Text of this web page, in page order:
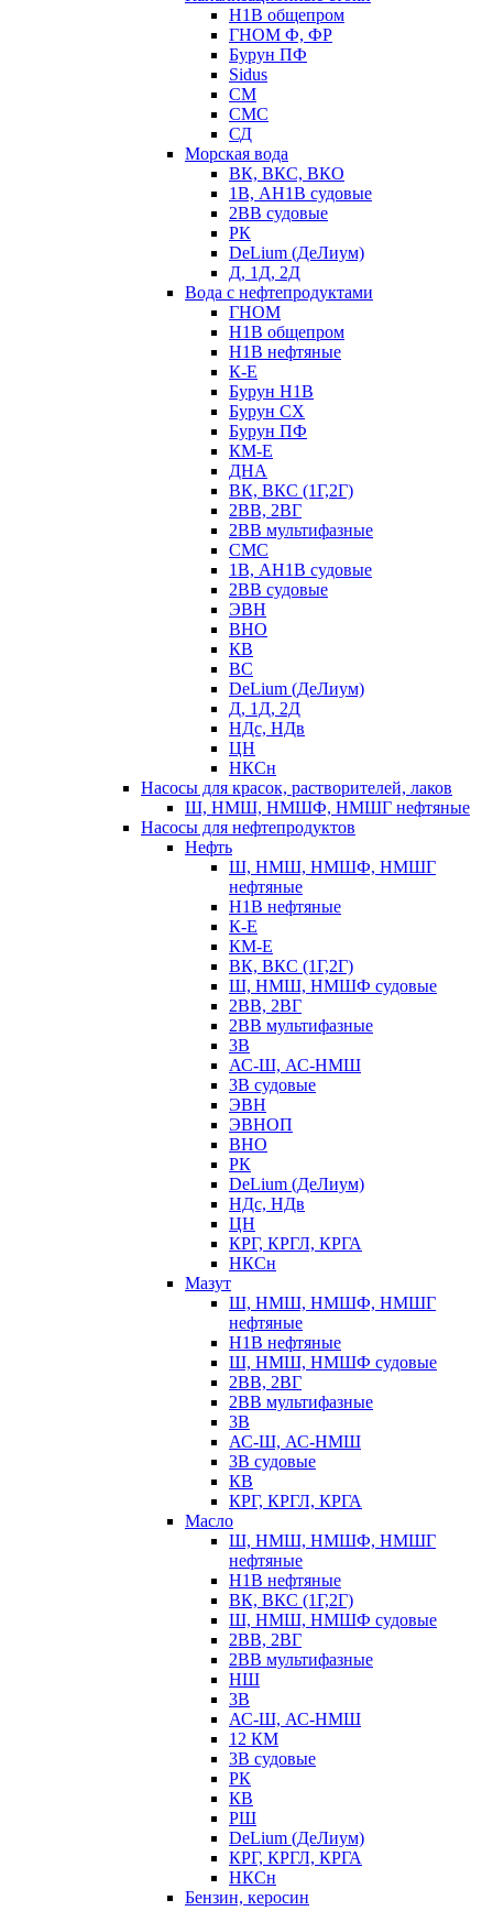
Н1В общепром
ГНОМ Ф, ФР
Бурун ПФ
Sidus
СМ
СМС
СД
Морская вода
ВК, ВКС, ВКО
1В, АН1В судовые
2ВВ судовые
РК
DeLium (ДеЛиум)
Д, 1Д, 2Д
Вода с нефтепродуктами
ГНОМ
Н1В общепром
Н1В нефтяные
К-Е
Бурун Н1В
Бурун СХ
Бурун ПФ
КМ-Е
ДНА
ВК, ВКС (1Г,2Г)
2ВВ, 2ВГ
2ВВ мультифазные
СМС
1В, АН1В судовые
2ВВ судовые
ЭВН
ВНО
КВ
ВС
DeLium (ДеЛиум)
Д, 1Д, 2Д
НДс, НДв
ЦН
НКСн
Насосы для красок, растворителей, лаков
Ш, НМШ, НМШФ, НМШГ нефтяные
Насосы для нефтепродуктов
Нефть
Ш, НМШ, НМШФ, НМШГ
нефтяные
Н1В нефтяные
К-Е
КМ-Е
ВК, ВКС (1Г,2Г)
Ш, НМШ, НМШФ судовые
2ВВ, 2ВГ
2ВВ мультифазные
3В
АС-Ш, АС-НМШ
3В судовые
ЭВН
ЭВНОП
ВНО
РК
DeLium (ДеЛиум)
НДс, НДв
ЦН
КРГ, КРГЛ, КРГА
НКСн
Мазут
Ш, НМШ, НМШФ, НМШГ
нефтяные
Н1В нефтяные
Ш, НМШ, НМШФ судовые
2ВВ, 2ВГ
2ВВ мультифазные
3В
АС-Ш, АС-НМШ
3В судовые
КВ
КРГ, КРГЛ, КРГА
Масло
Ш, НМШ, НМШФ, НМШГ
нефтяные
Н1В нефтяные
ВК, ВКС (1Г,2Г)
Ш, НМШ, НМШФ судовые
2ВВ, 2ВГ
2ВВ мультифазные
НШ
3В
АС-Ш, АС-НМШ
12 КМ
3В судовые
РК
КВ
РШ
DeLium (ДеЛиум)
КРГ, КРГЛ, КРГА
НКСн
Бензин, керосин